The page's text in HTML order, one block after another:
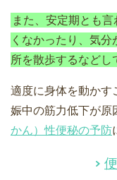
また、安定期とも
くなかったり、気
所を散歩するなどし
適度に身体を動かす
娠中の筋力低下が原
かん）性便秘の予防